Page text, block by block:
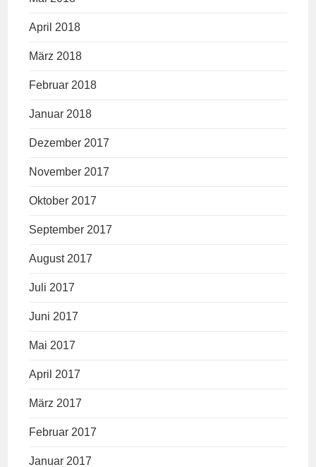
April 2018
März 2018
Februar 2018
Januar 2018
Dezember 2017
November 2017
Oktober 2017
September 2017
August 2017
Juli 2017
Juni 2017
Mai 2017
April 2017
März 2017
Februar 2017
Januar 2017